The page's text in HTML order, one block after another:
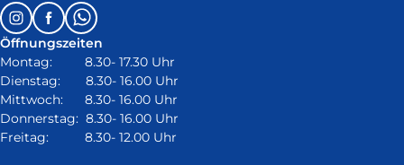
in
neuem
Fenster)
Follow
us
on:
InstagramFacebookWhatsapp
Öffnungszeiten
Montag: 8.30- 17.30 Uhr
Dienstag: 8.30- 16.00 Uhr
Mittwoch: 8.30- 16.00 Uhr
Donnerstag: 8.30- 16.00 Uhr
Freitag: 8.30- 12.00 Uhr